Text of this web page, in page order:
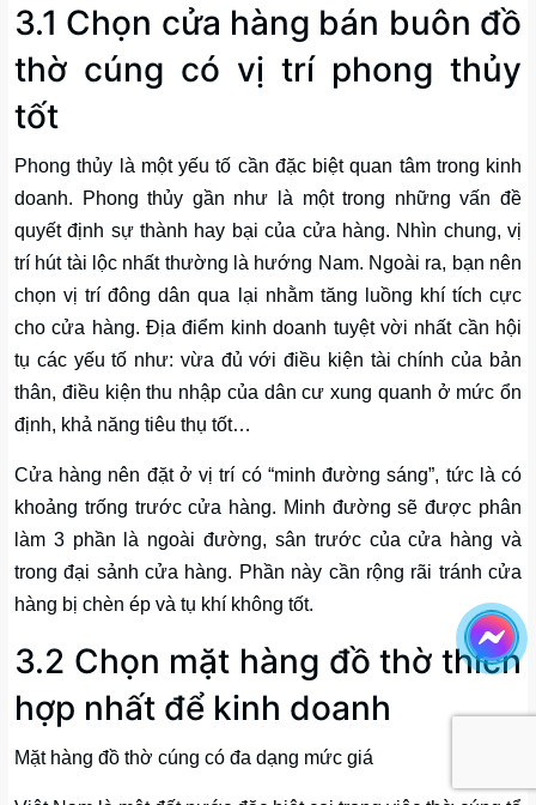
3.1 Chọn cửa hàng bán buôn đồ
thờ cúng có vị trí phong thủy
tốt
Phong thủy là một yếu tố cần đặc biệt quan tâm trong kinh
doanh. Phong thủy gần như là một trong những vấn đề
quyết định sự thành hay bại của cửa hàng. Nhìn chung, vị
trí hút tài lộc nhất thường là hướng Nam. Ngoài ra, bạn nên
chọn vị trí đông dân qua lại nhằm tăng luồng khí tích cực
cho cửa hàng. Địa điểm kinh doanh tuyệt vời nhất cần hội
tụ các yếu tố như: vừa đủ với điều kiện tài chính của bản
thân, điều kiện thu nhập của dân cư xung quanh ở mức ổn
định, khả năng tiêu thụ tốt…
Cửa hàng nên đặt ở vị trí có “minh đường sáng”, tức là có
khoảng trống trước cửa hàng. Minh đường sẽ được phân
làm 3 phần là ngoài đường, sân trước của cửa hàng và
trong đại sảnh cửa hàng. Phần này cần rộng rãi tránh cửa
hàng bị chèn ép và tụ khí không tốt.
3.2 Chọn mặt hàng đồ thờ thích
hợp nhất để kinh doanh
Mặt hàng đồ thờ cúng có đa dạng mức giá